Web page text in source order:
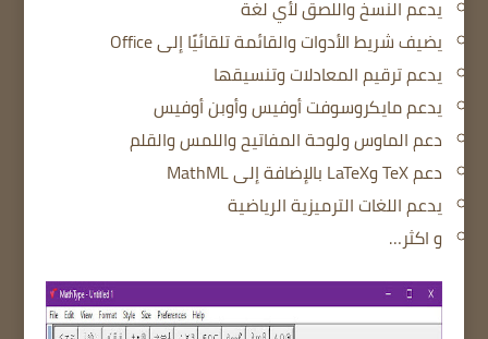
يدعم النسخ واللصق لأي لغة
يضيف شريط الأدوات والقائمة تلقائيًا إلى Office
يدعم ترقيم المعادلات وتنسيقها
يدعم مايكروسوفت أوفيس وأوبن أوفيس
دعم الماوس ولوحة المفاتيح واللمس والقلم
دعم TeX وLaTeX بالإضافة إلى MathML
يدعم اللغات الترميزية الرياضية
و اكثر…